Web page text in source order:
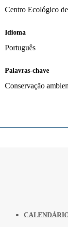
Centro Ecológico
Idioma
Português
Palavras-chave
Conservação